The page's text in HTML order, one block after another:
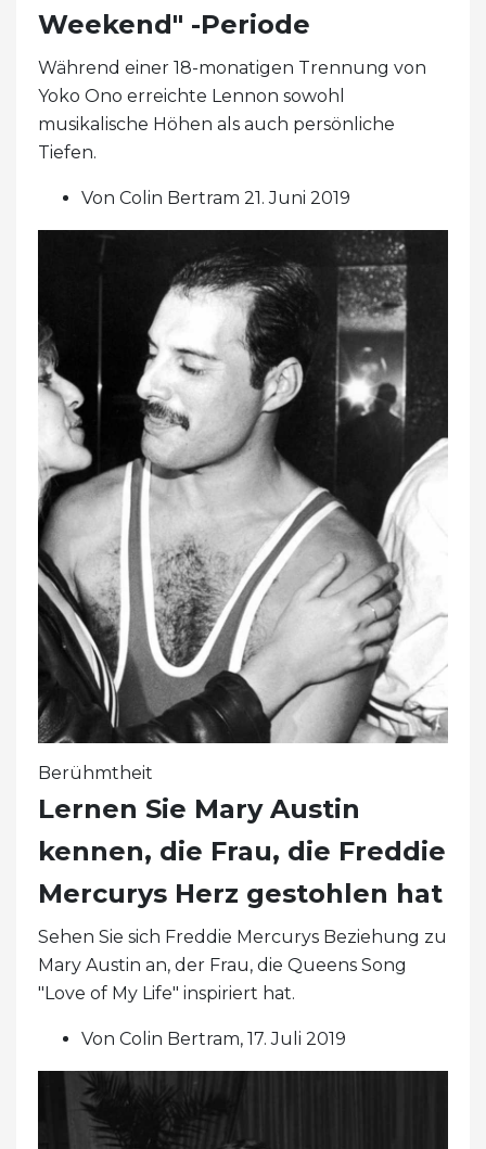
Weekend" -Periode
Während einer 18-monatigen Trennung von
Yoko Ono erreichte Lennon sowohl
musikalische Höhen als auch persönliche
Tiefen.
Von Colin Bertram 21. Juni 2019
Berühmtheit
Lernen Sie Mary Austin
kennen, die Frau, die Freddie
Mercurys Herz gestohlen hat
Sehen Sie sich Freddie Mercurys Beziehung zu
Mary Austin an, der Frau, die Queens Song
"Love of My Life" inspiriert hat.
Von Colin Bertram, 17. Juli 2019